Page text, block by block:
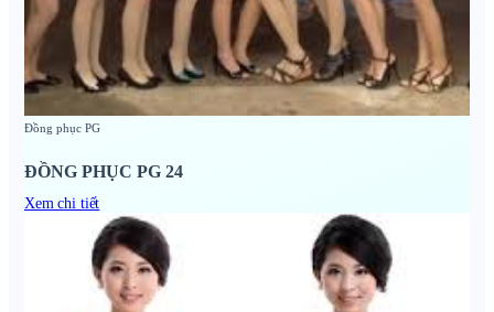
Đồng phục PG
ĐỒNG PHỤC PG 24
Xem chi tiết